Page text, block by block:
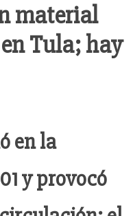
material
Tula; hay
en la
y provocó